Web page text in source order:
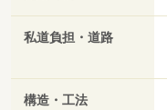
私道負担・道路
構造・工法